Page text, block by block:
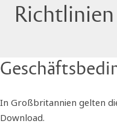
Richtlinien
In Großbritannien gelten
Download.